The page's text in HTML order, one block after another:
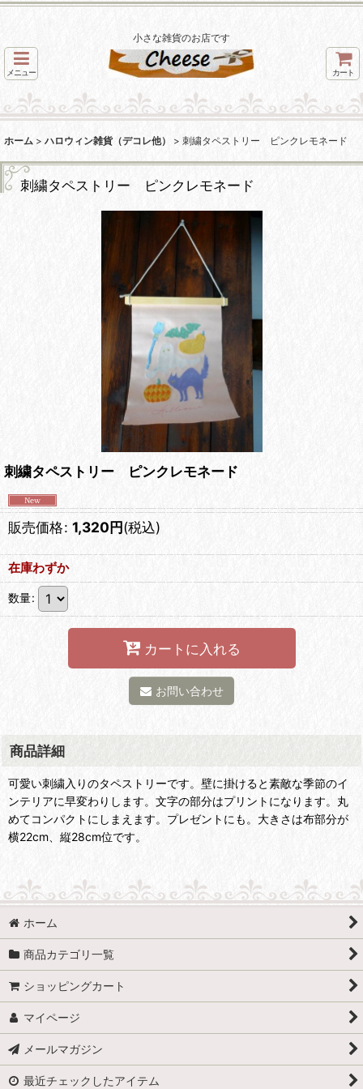
小さな雑貨のお店です
メニュー カート
ホーム > ハロウィン雑貨（デコレ他） > 刺繍タペストリー ピンクレモネード
刺繍タペストリー ピンクレモネード
刺繍タペストリー ピンクレモネード
販売価格: 1,320円(税込)
在庫わずか
数量:
カートに入れる
お問い合わせ
商品詳細
可愛い刺繍入りのタペストリーです。壁に掛けると素敵な季節のイ
ンテリアに早変わりします。文字の部分はプリントになります。丸
めてコンパクトにしまえます。プレゼントにも。大きさは布部分が
横22cm、縦28cm位です。
ホーム
商品カテゴリ一覧
ショッピングカート
マイページ
メールマガジン
最近チェックしたアイテム